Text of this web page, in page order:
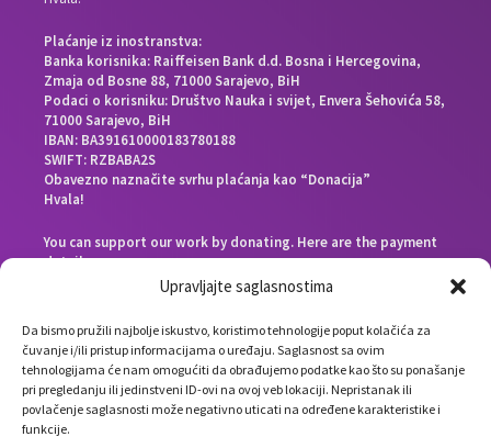
Upravljajte saglasnostima
Da bismo pružili najbolje iskustvo, koristimo tehnologije poput kolačića za
čuvanje i/ili pristup informacijama o uređaju. Saglasnost sa ovim
tehnologijama će nam omogućiti da obrađujemo podatke kao što su ponašanje
pri pregledanju ili jedinstveni ID-ovi na ovoj veb lokaciji. Nepristanak ili
povlačenje saglasnosti može negativno uticati na određene karakteristike i
funkcije.
Plaćanje iz inostranstva:
Banka korisnika: Raiffeisen Bank d.d. Bosna i Hercegovina,
Zmaja od Bosne 88, 71000 Sarajevo, BiH
Podaci o korisniku: Društvo Nauka i svijet, Envera Šehovića 58,
71000 Sarajevo, BiH
IBAN: BA391610000183780188
SWIFT: RZBABA2S
Obavezno naznačite svrhu plaćanja kao “Donacija”
Hvala!
You can support our work by donating. Here are the payment
details:
Beneficiary bank: Raiffeisen Bank d.d. Bosna i Hercegovina,
Zmaja od Bosne 88, 71000 Sarajevo, Bosnia and Herzegovina
End beneficiary: Društvo Nauka i svijet, Envera Šehovića 58,
71000 Sarajevo, Bosnia and Herzegovina
IBAN: BA391610000183780188
SWIFT: RZBABA2S
Please note the payment purpose as “Donation”
Thank you!